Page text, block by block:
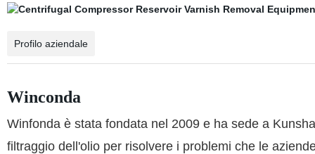
Profilo aziendale
Winconda
Winfonda è stata fondata nel 2009 e ha sede a
filtraggio dell'olio per risolvere i problemi che le